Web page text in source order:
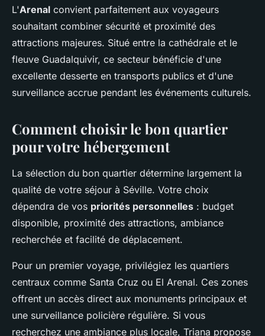
L'Arenal convient parfaitement aux voyageurs
souhaitant combiner sécurité et proximité des
attractions majeures. Situé entre la cathédrale et le
fleuve Guadalquivir, ce secteur bénéficie d'une
excellente desserte en transports publics et d'une
surveillance accrue pendant les événements culturels.
Comment choisir le bon quartier
pour votre hébergement
La sélection du bon quartier détermine largement la
qualité de votre séjour à Séville. Votre choix
dépendra de vos priorités personnelles : budget
disponible, proximité des attractions, ambiance
recherchée et facilité de déplacement.
Pour un premier voyage, privilégiez les quartiers
centraux comme Santa Cruz ou El Arenal. Ces zones
offrent un accès direct aux monuments principaux et
une surveillance policière régulière. Si vous
recherchez une ambiance plus locale, Triana propose